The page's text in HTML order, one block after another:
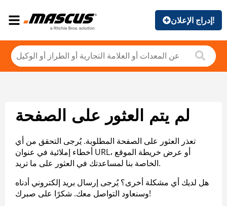
إدراج الإعلان!
لم يتم العثور على الصفحة
تعذر العثور على الصفحة المطلوبة. يُرجى التحقق من أي
أخطاء إملائية في عنوان URL، أو عرض خريطة الموقع
الخاصة بنا لمساعدتك في العثور على ما تريد.
هل لديك أي مشكلة أخرى؟ يُرجى إرسال بريد إلكتروني أدناه
وسنعاود التواصل معك. شكرًا على صبرك!